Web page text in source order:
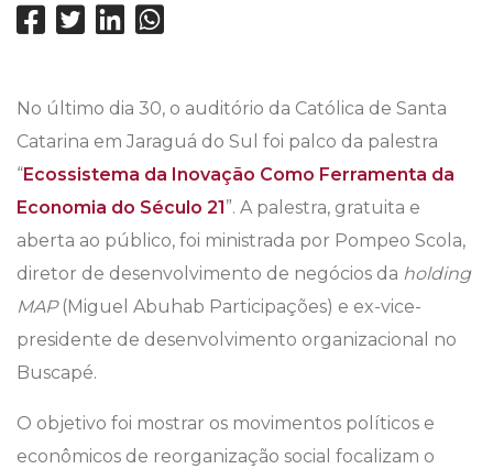
No último dia 30, o auditório da Católica de Santa
Catarina em Jaraguá do Sul foi palco da palestra
“Ecossistema da Inovação Como Ferramenta da
Economia do Século 21 ”. A palestra, gratuita e
aberta ao público, foi ministrada por Pompeo Scola,
diretor de desenvolvimento de negócios da holding
MAP(Miguel Abuhab Participações) e ex-vice-
presidente de desenvolvimento organizacional no
Buscapé.
O objetivo foi mostrar os movimentos políticos e
econômicos de reorganização social focalizam o